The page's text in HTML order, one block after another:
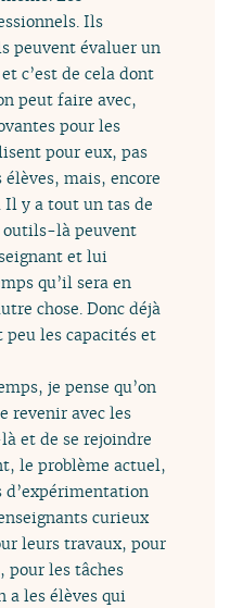
Ils
peuvent évaluer un
c’est de cela dont
peut faire avec,
pour les
pour eux, pas
élèves, mais, encore
y a tout un tas de
outils-là peuvent
et lui
qu’il sera en
chose. Donc déjà
les capacités et
je pense qu’on
revenir avec les
et de se rejoindre
le problème actuel,
d’expérimentation
curieux
leurs travaux, pour
pour les tâches
a les élèves qui